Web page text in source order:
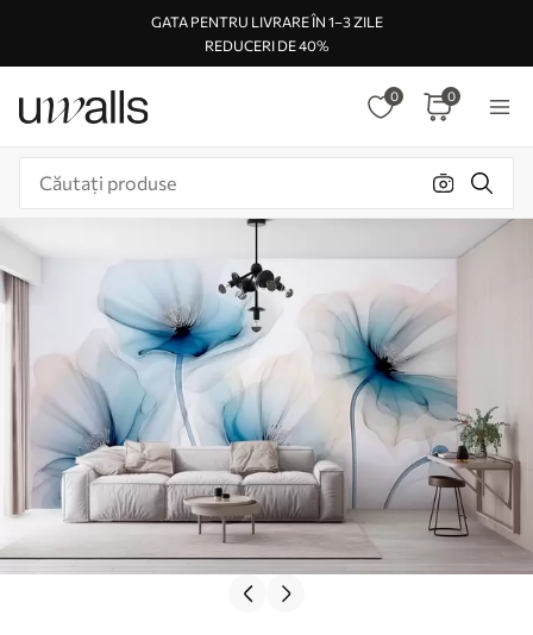
GATA PENTRU LIVRARE ÎN 1–3 ZILE
REDUCERI DE 40%
0 0